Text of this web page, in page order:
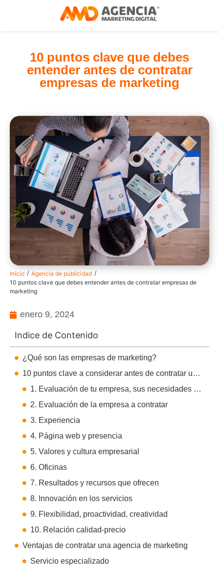
10 puntos clave que debes
entender antes de contratar
empresas de marketing
Inicio / Agencia de publicidad /
10 puntos clave que debes entender antes de contratar empresas de
marketing
enero 9, 2024
Indice de Contenido
¿Qué son las empresas de marketing?
10 puntos clave a considerar antes de contratar una empresa de marketing
1. Evaluación de tu empresa, sus necesidades y tu presupuesto
2. Evaluación de la empresa a contratar
3. Experiencia
4. Página web y presencia
5. Valores y cultura empresarial
6. Oficinas
7. Resultados y recursos que ofrecen
8. Innovación en los servicios
9. Flexibilidad, proactividad, creatividad
10. Relación calidad-precio
Ventajas de contratar una agencia de marketing
Servicio especializado